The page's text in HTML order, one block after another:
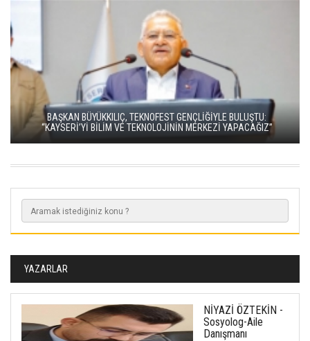
BAŞKAN BÜYÜKKILIÇ, TEKNOFEST GENÇLİĞİYLE BULUŞTU:
“KAYSERİ’Yİ BİLİM VE TEKNOLOJİNİN MERKEZİ YAPACAĞIZ”
YAZARLAR
NİYAZİ ÖZTEKİN -
Sosyolog-Aile
Danışmanı